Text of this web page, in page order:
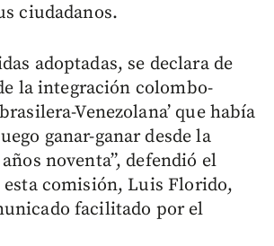
ciudadanos.
adoptadas, se declara de
la integración colombo-
Venezolana’ que había
ganar-ganar desde la
noventa”, defendió el
esta comisión, Luis Florido,
facilitado por el